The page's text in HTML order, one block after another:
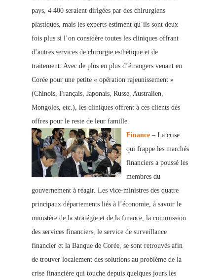
pays, 4 400 seraient dirigées par des chirurgiens
plastiques, mais les experts estiment qu’ils sont deux
fois plus si l’on considère toutes les cliniques offrant
d’autres services de chirurgie esthétique et de
traitement. Avec de plus en plus d’étrangers venant en
Corée pour une petite « opération rajeunissement »
(Chinois, Français, Japonais, Russe, Australien,
Mongoles, etc.), les cliniques offrent à ces clients des
offres pour le reste de leur famille.
Finance – La crise
qui frappe les marchés
financiers a poussé les
membres du
gouvernement à réagir. Les vice-ministres des quatre
principaux départements liés à l’économie, à savoir le
ministère de la stratégie et de la finance, la commission
des services financiers, le service de surveillance
financier et la Banque de Corée, se sont retrouvés afin
de trouver localement des solutions au problème de la
crise financière qui touche depuis quelques jours les